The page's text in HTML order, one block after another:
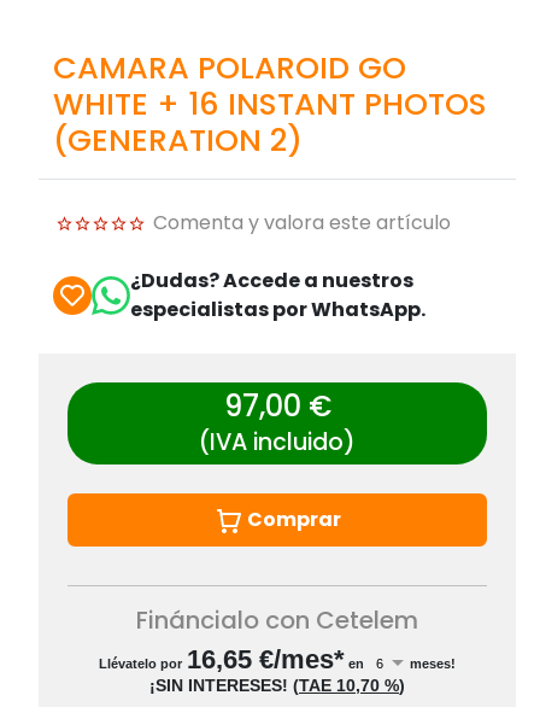
CAMARA POLAROID GO
WHITE + 16 INSTANT PHOTOS
(GENERATION 2)
Comenta y valora este artículo
¿Dudas? Accede a nuestros
especialistas por WhatsApp.
97,00 €
(IVA incluido)
Comprar
Fináncialo con Cetelem
Llévatelo por 16,65 €/mes* en meses!
¡SIN INTERESES! (TAE 10,70 %)